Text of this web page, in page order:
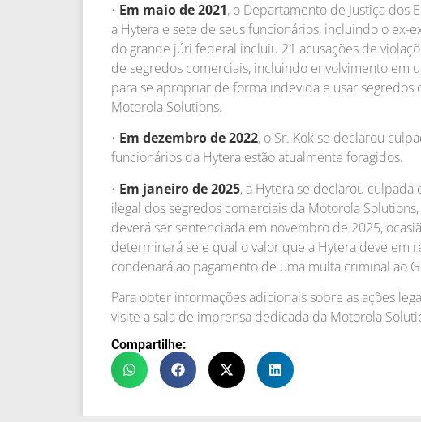
• Em maio de 2021, o Departamento de Justiça dos
a Hytera e sete de seus funcionários, incluindo o ex-
do grande júri federal incluiu 21 acusações de
de segredos comerciais, incluindo envolvimento em
para se apropriar de forma indevida e usar
Motorola Solutions.
• Em dezembro de 2022, o Sr. Kok se declarou
funcionários da Hytera estão atualmente foragidos.
• Em janeiro de 2025, a Hytera se declarou
ilegal dos segredos comerciais da Motorola
deverá ser sentenciada em novembro de 2025,
determinará se e qual o valor que a Hytera deve em
condenará ao pagamento de uma multa criminal ao
Para obter informações adicionais sobre as ações
visite a sala de imprensa dedicada da Motorola
Compartilhe: